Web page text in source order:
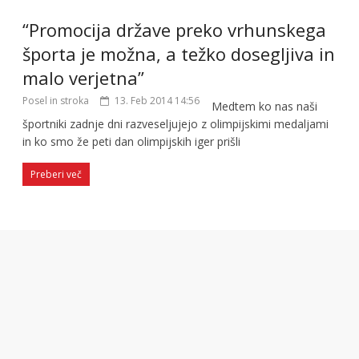
“Promocija države preko vrhunskega
športa je možna, a težko dosegljiva in
malo verjetna”
Posel in stroka 13. Feb 2014 14:56
Medtem ko nas naši
športniki zadnje dni razveseljujejo z olimpijskimi medaljami
in ko smo že peti dan olimpijskih iger prišli
Preberi več